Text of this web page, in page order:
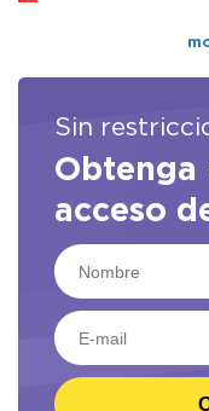
Sin
Obtenga
acceso